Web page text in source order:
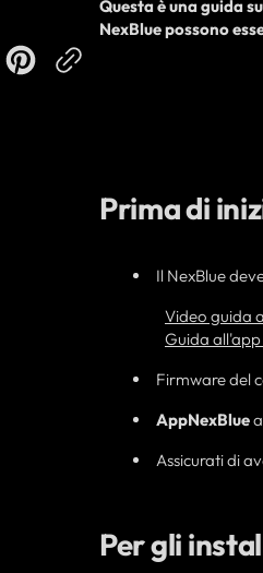
Questa è una guida
NexBlue possono
Prima di
Il NexBlue
Video guida
Guida all'app
Firmware del
AppNexBlue
Assicurati di
Per gli